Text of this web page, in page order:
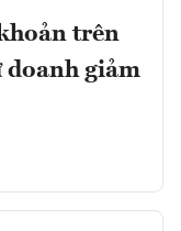
trên
doanh giảm